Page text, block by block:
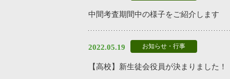
中間考査期間中の様子をご紹介します
2022.05.19 お知らせ・行事
【高校】新生徒会役員が決まりました！